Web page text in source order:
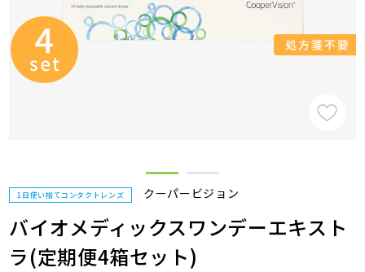
1日使い捨てコンタクトレンズ クーパービジョン
バイオメディックスワンデーエキスト
ラ(定期便4箱セット)